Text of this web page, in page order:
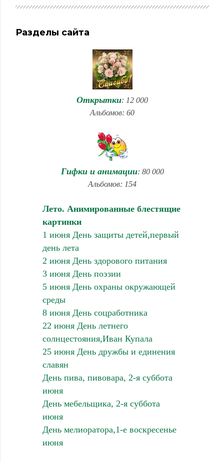
Разделы сайта
Открытки: 12 000
Альбомов: 60
Гифки и анимации: 80 000
Альбомов: 154
Лето. Анимированные блестящие
картинки
1 июня День защиты детей,первый
день лета
2 июня День здорового питания
3 июня День поэзии
5 июня День охраны окружающей
среды
8 июня День соцработника
22 июня День летнего
солнцестояния,Иван Купала
25 июня День дружбы и единения
славян
День пива, пивовара, 2-я суббота
июня
День мебельщика, 2-я суббота
июня
День мелиоратора,1-е воскресенье
июня